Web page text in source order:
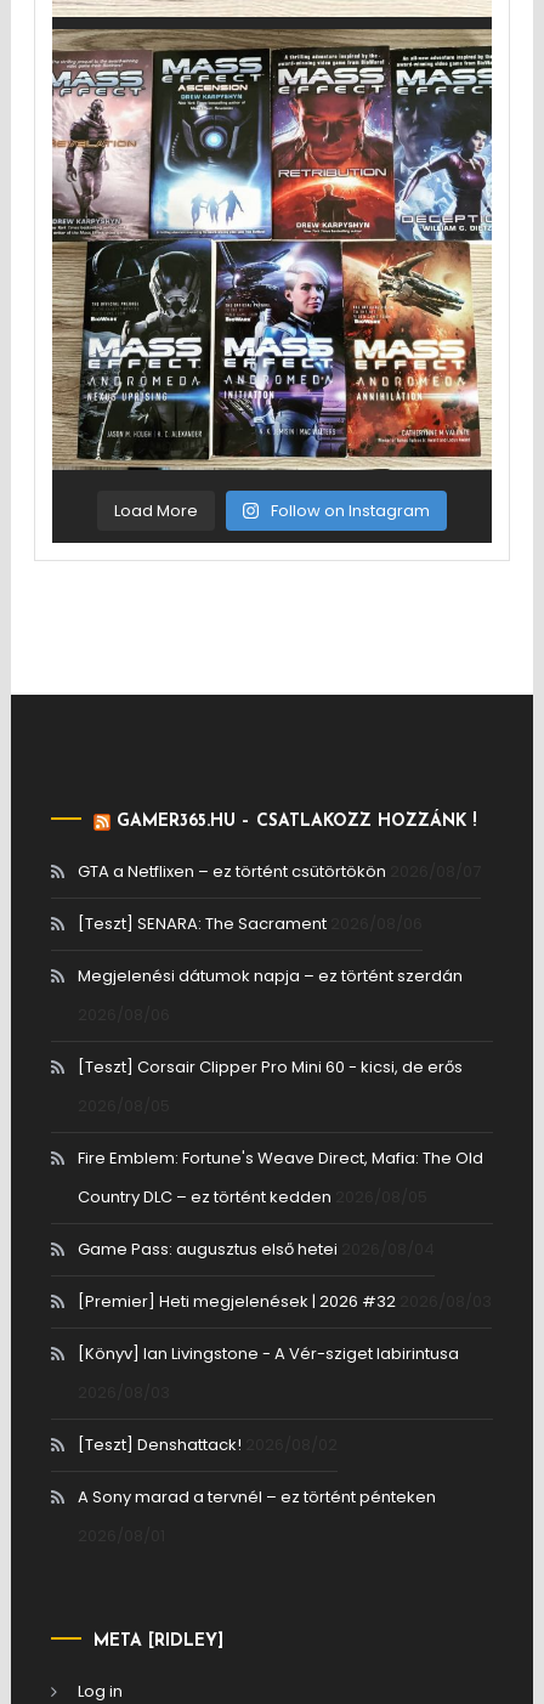
Load More Follow on Instagram
GAMER365.HU – CSATLAKOZZ HOZZÁNK !
GTA a Netflixen – ez történt csütörtökön
[Teszt] SENARA: The Sacrament
Megjelenési dátumok napja – ez történt szerdán
[Teszt] Corsair Clipper Pro Mini 60 - kicsi, de erős
Fire Emblem: Fortune's Weave Direct, Mafia: The Old
Country DLC – ez történt kedden
Game Pass: augusztus első hetei
[Premier] Heti megjelenések | 2026 #32
[Könyv] Ian Livingstone - A Vér-sziget labirintusa
[Teszt] Denshattack!
A Sony marad a tervnél – ez történt pénteken
META [RIDLEY]
Log in